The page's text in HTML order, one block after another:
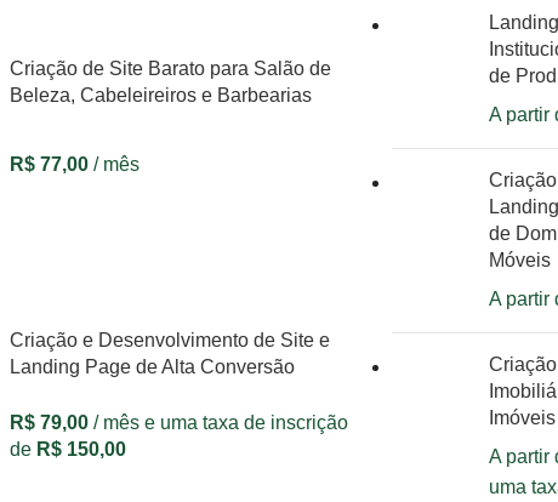
Criação de Site Barato para Salão de
Beleza, Cabeleireiros e Barbearias
R$ 77,00 / mês
Criação e Desenvolvimento de Site e
Landing Page de Alta Conversão
R$ 79,00 / mês e uma taxa de inscrição
de R$ 150,00
de
A partir
de
Móveis
A partir
Imóveis
A partir
uma